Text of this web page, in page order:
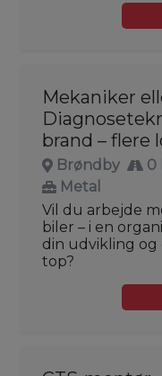
Mekaniker
brand – flere
Brøndby
0
Metal
Vil du arbejde
biler – i en
din udvikling og
top?